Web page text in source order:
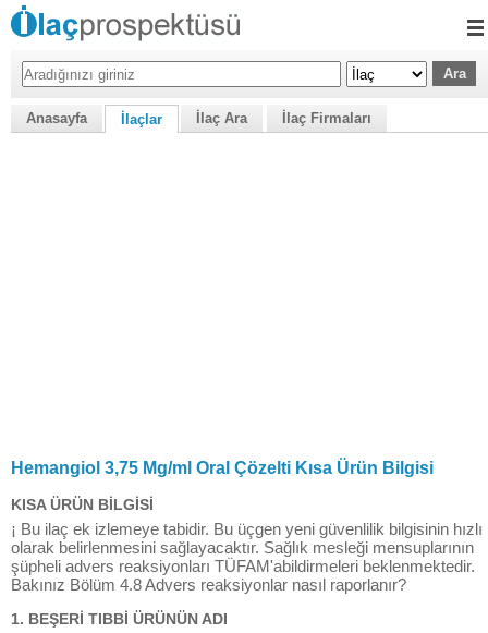
Anasayfa İlaçlar İlaç Ara İlaç Firmaları
Hemangiol 3,75 Mg/ml Oral Çözelti Kısa Ürün Bilgisi
KISA ÜRÜN BİLGİSİ
¡ Bu ilaç ek izlemeye tabidir. Bu üçgen yeni güvenlilik bilgisinin hızlı
olarak belirlenmesini sağlayacaktır. Sağlık mesleği mensuplarının
şüpheli advers reaksiyonları TÜFAM'abildirmeleri beklenmektedir.
Bakınız Bölüm 4.8 Advers reaksiyonlar nasıl raporlanır?
1. BEŞERİ TIBBİ ÜRÜNÜN ADI